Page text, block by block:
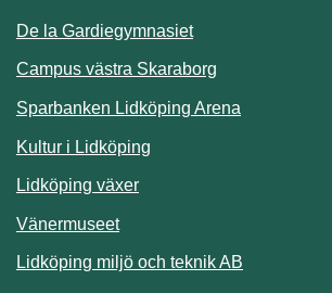
De la Gardiegymnasiet
Campus västra Skaraborg
Sparbanken Lidköping Arena
Kultur i Lidköping
Lidköping växer
Vänermuseet
Lidköping miljö och teknik AB